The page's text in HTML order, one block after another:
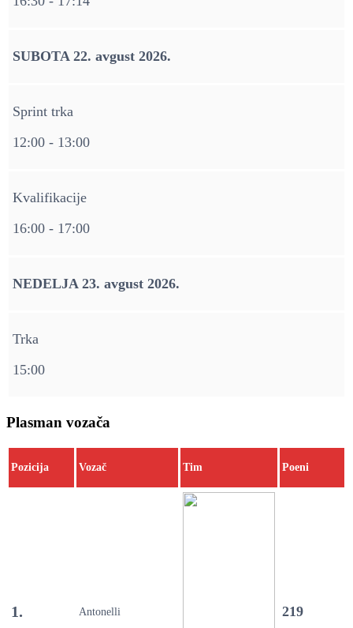
SUBOTA 22. avgust 2026.
Sprint trka
12:00 - 13:00
Kvalifikacije
16:00 - 17:00
NEDELJA 23. avgust 2026.
Trka
15:00
Plasman vozača
Pozicija Vozač Tim Poeni
1. Antonelli 219